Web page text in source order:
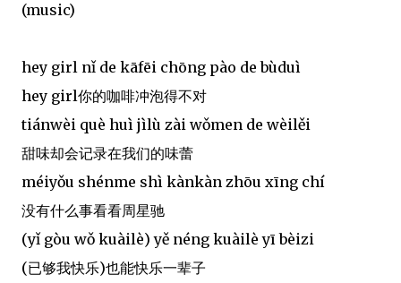
(music)
hey girl nǐ de kāfēi chōng pào de bùduì
hey girl你的咖啡冲泡得不对
tiánwèi què huì jìlù zài wǒmen de wèilěi
甜味却会记录在我们的味蕾
méiyǒu shénme shì kànkàn zhōu xīng chí
没有什么事看看周星驰
(yǐ gòu wǒ kuàilè) yě néng kuàilè yī bèizi
(已够我快乐)也能快乐一辈子